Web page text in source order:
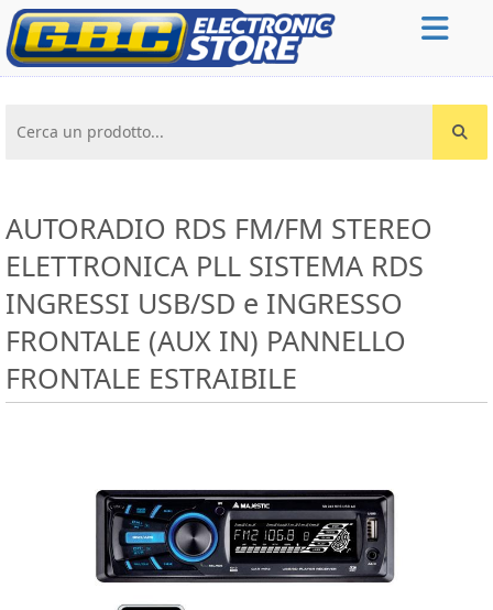
Cerca un prodotto...
AUTORADIO RDS FM/FM STEREO
ELETTRONICA PLL SISTEMA RDS
INGRESSI USB/SD e INGRESSO
FRONTALE (AUX IN) PANNELLO
FRONTALE ESTRAIBILE